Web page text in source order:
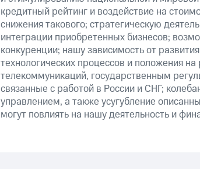
кредитный рейтинг и воздействие на
снижения такового; стратегическую
интеграции приобретенных бизнесов;
конкуренции; нашу зависимость от
технологических процессов и положения
телекоммуникаций, государственным
связанные с работой в России и СНГ;
управлением, а также усугубление
могут повлиять на нашу деятельность и